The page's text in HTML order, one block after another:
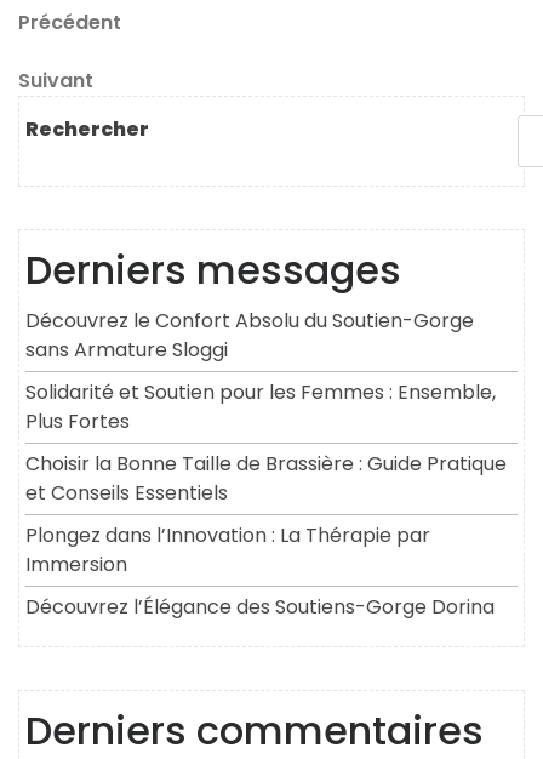
Navigation
de
l’article
Article
Précédent
Article
suivant
Suivant
Rechercher
Derniers messages
Découvrez le Confort Absolu du Soutien-Gorge
sans Armature Sloggi
Solidarité et Soutien pour les Femmes : Ensemble,
Plus Fortes
Choisir la Bonne Taille de Brassière : Guide Pratique
et Conseils Essentiels
Plongez dans l’Innovation : La Thérapie par
Immersion
Découvrez l’Élégance des Soutiens-Gorge Dorina
Derniers commentaires